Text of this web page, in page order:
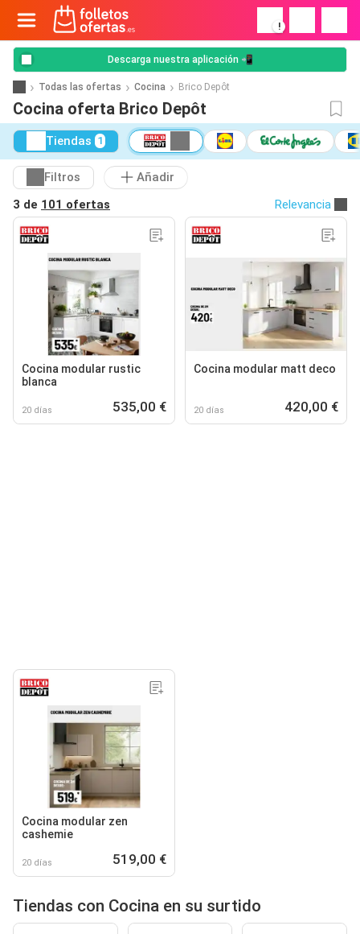
!
Descarga nuestra aplicación 📲
Todas las ofertas Cocina Brico Depôt
Cocina oferta Brico Depôt
Tiendas 1
Filtros
Añadir
3 de 101 ofertas Relevancia
Cocina modular rustic
blanca
20 días 535,00 €
Cocina modular matt deco
20 días 420,00 €
Cocina modular zen
cashemie
20 días 519,00 €
Tiendas con Cocina en su surtido